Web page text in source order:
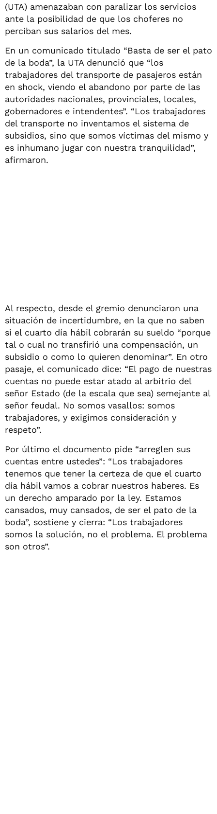
(UTA) amenazaban con paralizar los servicios
ante la posibilidad de que los choferes no
perciban sus salarios del mes.
En un comunicado titulado “Basta de ser el pato
de la boda”, la UTA denunció que “los
trabajadores del transporte de pasajeros están
en shock, viendo el abandono por parte de las
autoridades nacionales, provinciales, locales,
gobernadores e intendentes”. “Los trabajadores
del transporte no inventamos el sistema de
subsidios, sino que somos víctimas del mismo y
es inhumano jugar con nuestra tranquilidad”,
afirmaron.
Al respecto, desde el gremio denunciaron una
situación de incertidumbre, en la que no saben
si el cuarto día hábil cobrarán su sueldo “porque
tal o cual no transfirió una compensación, un
subsidio o como lo quieren denominar”. En otro
pasaje, el comunicado dice: “El pago de nuestras
cuentas no puede estar atado al arbitrio del
señor Estado (de la escala que sea) semejante al
señor feudal. No somos vasallos: somos
trabajadores, y exigimos consideración y
respeto”.
Por último el documento pide “arreglen sus
cuentas entre ustedes”: “Los trabajadores
tenemos que tener la certeza de que el cuarto
día hábil vamos a cobrar nuestros haberes. Es
un derecho amparado por la ley. Estamos
cansados, muy cansados, de ser el pato de la
boda”, sostiene y cierra: “Los trabajadores
somos la solución, no el problema. El problema
son otros”.